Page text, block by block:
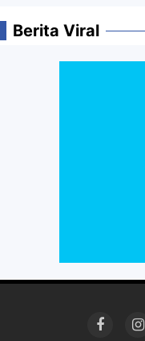
Berita Viral